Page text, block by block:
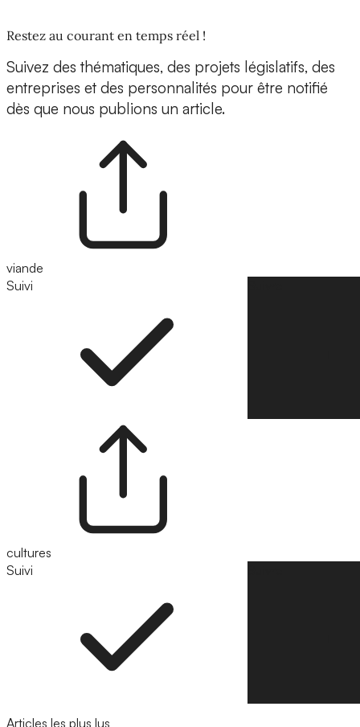
Restez au courant en temps réel !
Suivez des thématiques, des projets législatifs, des
entreprises et des personnalités pour être notifié
dès que nous publions un article.
viande
Suivi
cultures
Suivi
Articles les plus lus